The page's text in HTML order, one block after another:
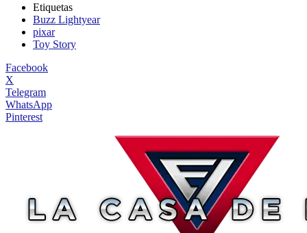
Etiquetas
Buzz Lightyear
pixar
Toy Story
Facebook
X
Telegram
WhatsApp
Pinterest